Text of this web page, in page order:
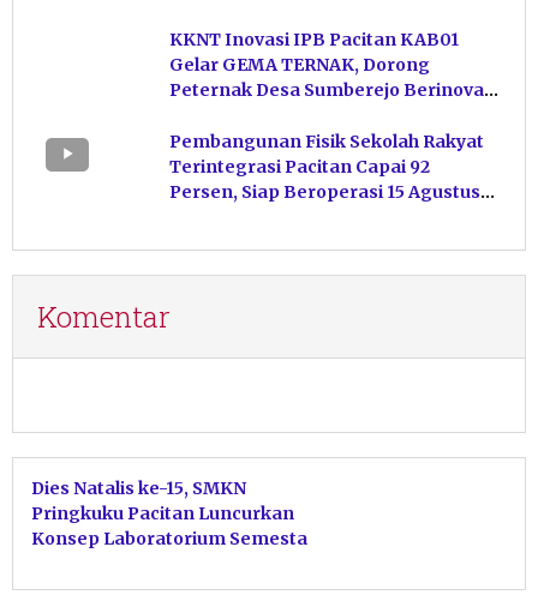
KKNT Inovasi IPB Pacitan KAB01
Gelar GEMA TERNAK, Dorong
Peternak Desa Sumberejo Berinovasi
Pembangunan Fisik Sekolah Rakyat
Terintegrasi Pacitan Capai 92
Persen, Siap Beroperasi 15 Agustus
Komentar
Dies Natalis ke-15, SMKN
Pringkuku Pacitan Luncurkan
Konsep Laboratorium Semesta